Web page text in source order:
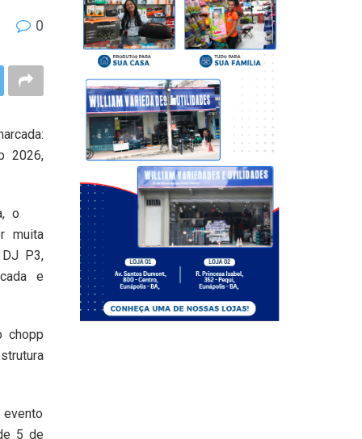
0
2026,
o
muita
P3,
e
chopp
5 de